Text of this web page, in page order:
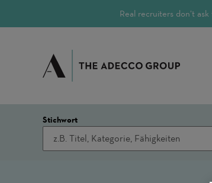
Real recruiters don’t
Stichwort